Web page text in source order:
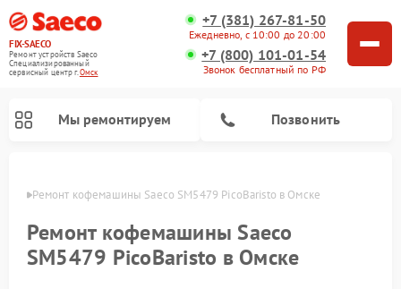
FIX-SAECO
Ремонт устройств Saeco
Специализированный
cервисный центр г.Омск
+7 (381) 267-81-50
Ежедневно, с 10:00 до 20:00
+7 (800) 101-01-54
Звонок бесплатный по РФ
Мы ремонтируем Позвонить
Ремонт кофемашины Saeco SM5479 PicoBaristo в Омске
Ремонт кофемашины Saeco
SM5479 PicoBaristo в Омске